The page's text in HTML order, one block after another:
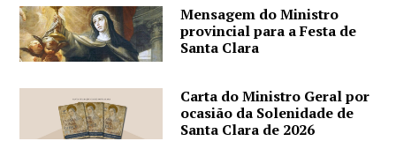
Mensagem do Ministro
provincial para a Festa de
Santa Clara
Carta do Ministro Geral por
ocasião da Solenidade de
Santa Clara de 2026